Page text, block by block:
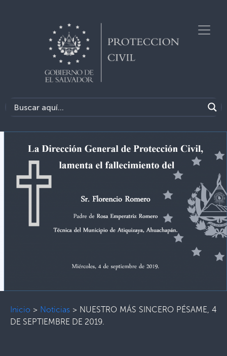
Inicio > Noticias > NUESTRO MÁS SINCERO PÉSAME, 4
DE SEPTIEMBRE DE 2019.